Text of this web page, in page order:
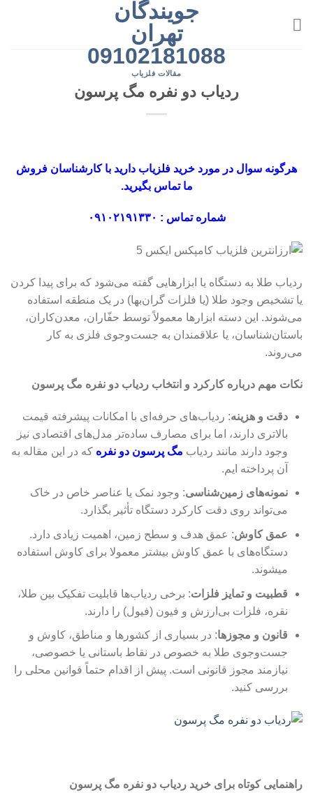
جویندگان
تهران
09102181088
مقالات فلزیاب
ردیاب دو نفره مگ پرسون
هرگونه سوال در مورد خرید فلزیاب دارید با کارشناسان فروش
ما تماس بگیرید.
شماره تماس : ۰۹۱۰۲۱۹۱۳۳۰
ردیاب طلا به دستگاه یا ابزارهایی گفته می‌شود که برای پیدا کردن
یا تشخیص وجود طلا (یا فلزات گران‌بها) در یک منطقه استفاده
می‌شوند. این دسته ابزارها معمولاً توسط حفّاران، معدن‌کاران،
باستان‌شناسان، یا علاقمندان به جست‌وجوی فلزی به کار
می‌روند.
نکات مهم درباره کارکرد و انتخاب ردیاب دو نفره مگ پرسون
دقت و هزینه: ردیاب‌های حرفه‌ای با امکانات پیشرفته قیمت
بالاتری دارند، اما برای مصارف ساده‌تر مدل‌های اقتصادی نیز
وجود دارند مانند ردیاب مگ پرسون دو نفره که در این مقاله به
آن پرداخته ایم.
نمونه‌های زمین‌شناسی: وجود نمک یا عناصر خاص در خاک
می‌تواند روی دقت کارکرد دستگاه تأثیر بگذارد.
عمق کاوش: عمق هدف و سطح زمین، اهمیت زیادی دارد.
دستگاه‌های با عمق کاوش بیشتر معمولا برای کاوش استفاده
میشوند.
قطبیت و تمایز فلزات: برخی ردیاب‌ها قابلیت تفکیک بین طلا،
نقره، فلزات بی‌ارزش و فیون (فیول) را دارند.
قانون و مجوزها: در بسیاری از کشورها و مناطق، کاوش و
جست‌وجوی طلا به خصوص در نقاط باستانی یا خصوصی،
نیازمند مجوز قانونی است. پیش از اقدام حتماً قوانین محلی را
بررسی کنید.
راهنمایی کوتاه برای خرید ردیاب دو نفره مگ پرسون